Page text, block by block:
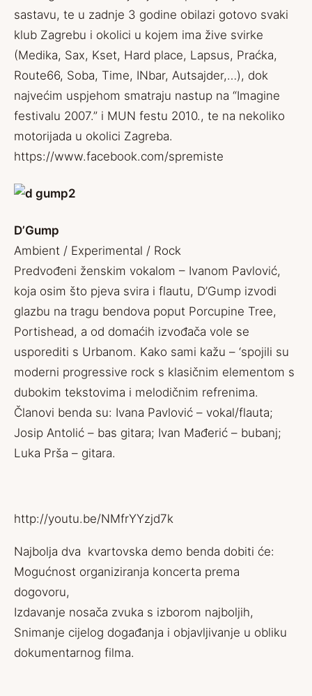
sastavu, te u zadnje 3 godine obilazi gotovo svaki
klub Zagrebu i okolici u kojem ima žive svirke
(Medika, Sax, Kset, Hard place, Lapsus, Praćka,
Route66, Soba, Time, INbar, Autsajder,…), dok
najvećim uspjehom smatraju nastup na “Imagine
festivalu 2007.” i MUN festu 2010., te na nekoliko
motorijada u okolici Zagreba.
https://www.facebook.com/spremiste
D’Gump
Ambient / Experimental / Rock
Predvođeni ženskim vokalom – Ivanom Pavlović,
koja osim što pjeva svira i flautu, D’Gump izvodi
glazbu na tragu bendova poput Porcupine Tree,
Portishead, a od domaćih izvođača vole se
usporediti s Urbanom. Kako sami kažu – ‘spojili su
moderni progressive rock s klasičnim elementom s
dubokim tekstovima i melodičnim refrenima.
Članovi benda su: Ivana Pavlović – vokal/flauta;
Josip Antolić – bas gitara; Ivan Mađerić – bubanj;
Luka Prša – gitara.
http://youtu.be/NMfrYYzjd7k
Najbolja dva kvartovska demo benda dobiti će:
Mogućnost organiziranja koncerta prema
dogovoru,
Izdavanje nosača zvuka s izborom najboljih,
Snimanje cijelog događanja i objavljivanje u obliku
dokumentarnog filma.